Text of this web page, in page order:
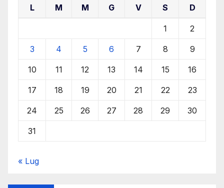
L M M G V S D
1 2
3 4 5 6 7 8 9
10 11 12 13 14 15 16
17 18 19 20 21 22 23
24 25 26 27 28 29 30
31
« Lug